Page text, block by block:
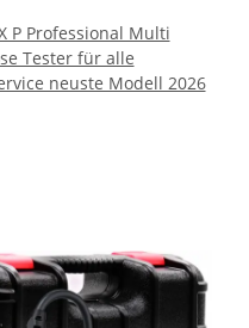
P Professional Multi
Tester für alle
neuste Modell 2026